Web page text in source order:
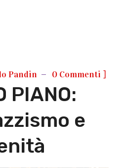
Pandin 0 Commenti ]
PIANO:
e